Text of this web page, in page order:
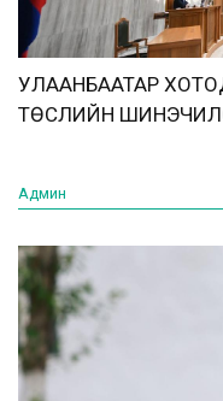
УЛААНБААТАР
ТӨСЛИЙН
Админ